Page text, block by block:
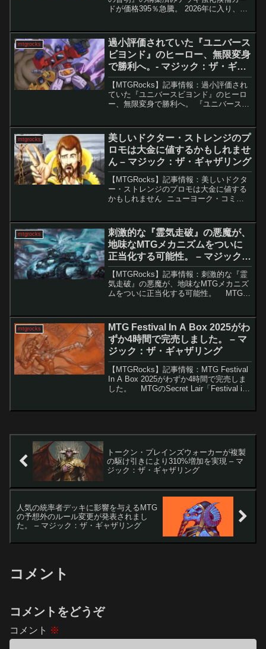
ドが価格395％急騰。 2026年に入り、い
ム「枯朽」の公開により、-1/-1カウンタ
ー関...
mtgrocks
過小評価されていた『ユニバース
ビヨンド』のヒーロー、無限変身
で勝利へ。- マジック：ザ・ギャ
ザリング
【MTGRocks】記事情報：過小評価され
ていた『ユニバースビヨンド』のヒーロ
ー、無限変身で勝利へ。 『ユニバースビ
定着している。その一方で、過去のコラ
ボカードの中...
mtgrocks
美しいドクター・ストレンジのプ
ロモは大金に値するかもしれませ
ん – マジック：ザ・ギャザリング
【MTGRocks】記事情報：美しいドクタ
ー・ストレンジのプロモは大金に値する
かもしれません ニューヨーク・コミコ
目すべきは、マジック：ザ・ギャザリン
グ（MTG）とマ...
mtgrocks
刺激的な『霊気走破』の悪魔が、
地味なMTGメカニズムをついに
正当化する可能性。 – マジック：
ザ・ギャザリング
【MTGRocks】記事情報：刺激的な『霊
気走破』の悪魔が、地味なMTGメカニズ
ムをついに正当化する可能性。 MTG最
を担う可能性があるカード「スピードデ
ーモン」...
mtgrocks
MTG Festival In A Box 2025がわ
ずか4時間で完売しました。 – マ
ジック：ザ・ギャザリング
【MTGRocks】記事情報：MTG Festival
In A Box 2025がわずか4時間で完売しま
した。 MTGのSecret Lair「Festival in
トークン・プレインズウォーカーが複製
の駆け引きにより310%増加を実現 – マ
ジック：ザ・ギャザリング
人気の統率者デッキに影響を与えるMTG
の予想外のルール変更が発表されまし
た。 – マジック：ザ・ギャザリング
コメント
コメントをどうぞ
コメント ※